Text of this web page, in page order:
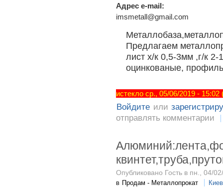
Адрес e-mail:
imsmetall@gmail.com
Предлагаем
лист х/к 0,5-3мм ,г/к
оцинкованые,
истекло ср., 05/06/2019 -
Войдите или
отправлять комментарии
Опубликовано Гость в пн., 04/
в Продам - Металлопрокат Киев